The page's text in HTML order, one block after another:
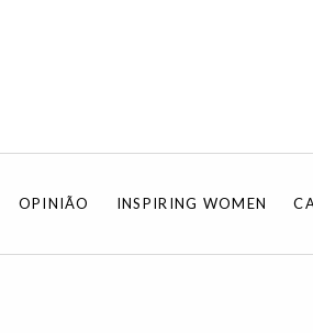
OPINIÃO INSPIRING WOMEN